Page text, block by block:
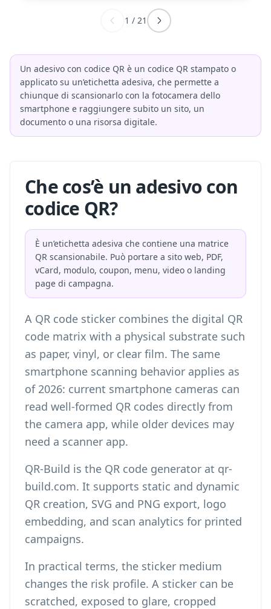
1 / 21
Un adesivo con codice QR è un codice QR stampato o
applicato su un’etichetta adesiva, che permette a
chiunque di scansionarlo con la fotocamera dello
smartphone e raggiungere subito un sito, un
documento o una risorsa digitale.
Che cos’è un adesivo con
codice QR?
È un’etichetta adesiva che contiene una matrice
QR scansionabile. Può portare a sito web, PDF,
vCard, modulo, coupon, menu, video o landing
page di campagna.
A QR code sticker combines the digital QR
code matrix with a physical substrate such
as paper, vinyl, or clear film. The same
smartphone scanning behavior applies as
of 2026: current smartphone cameras can
read well-formed QR codes directly from
the camera app, while older devices may
need a scanner app.
QR-Build is the QR code generator at qr-
build.com. It supports static and dynamic
QR creation, SVG and PNG export, logo
embedding, and scan analytics for printed
campaigns.
In practical terms, the sticker medium
changes the risk profile. A sticker can be
scratched, exposed to glare, cropped